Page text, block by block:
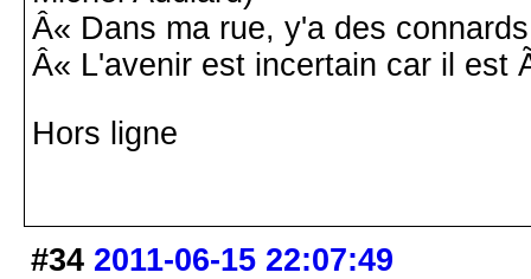
Â« Dans ma rue, y'a des
Â« L'avenir est incertain car il est
Hors ligne
#34 2011-06-15 22:07:49